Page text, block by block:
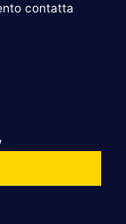
contatta